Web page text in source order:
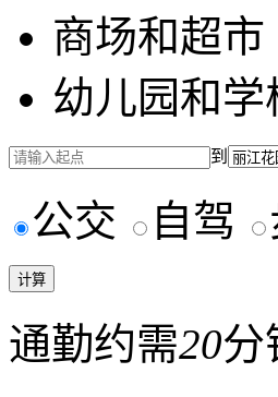
商场和超市
幼儿园和学
到
公交 自驾
通勤约需20分